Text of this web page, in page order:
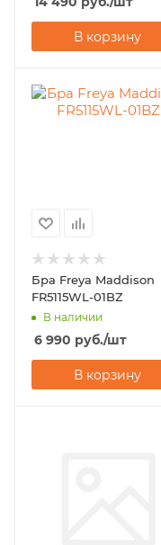
В корзину
Бра Freya Maddison
FR5115WL-01BZ
В наличии
6 990 руб./шт
В корзину